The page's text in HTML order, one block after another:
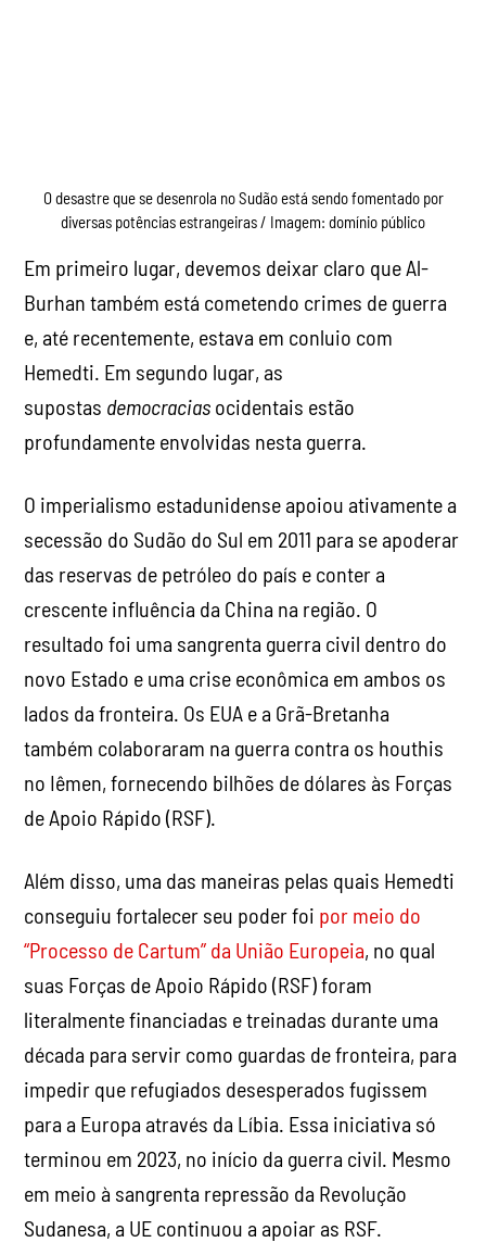
O desastre que se desenrola no Sudão está sendo fomentado por
diversas potências estrangeiras / Imagem: domínio público
Em primeiro lugar, devemos deixar claro que Al-
Burhan também está cometendo crimes de guerra
e, até recentemente, estava em conluio com
Hemedti. Em segundo lugar, as
supostas democracias ocidentais estão
profundamente envolvidas nesta guerra.
O imperialismo estadunidense apoiou ativamente a
secessão do Sudão do Sul em 2011 para se apoderar
das reservas de petróleo do país e conter a
crescente influência da China na região. O
resultado foi uma sangrenta guerra civil dentro do
novo Estado e uma crise econômica em ambos os
lados da fronteira. Os EUA e a Grã-Bretanha
também colaboraram na guerra contra os houthis
no Iêmen, fornecendo bilhões de dólares às Forças
de Apoio Rápido (RSF).
Além disso, uma das maneiras pelas quais Hemedti
conseguiu fortalecer seu poder foi por meio do
“Processo de Cartum” da União Europeia, no qual
suas Forças de Apoio Rápido (RSF) foram
literalmente financiadas e treinadas durante uma
década para servir como guardas de fronteira, para
impedir que refugiados desesperados fugissem
para a Europa através da Líbia. Essa iniciativa só
terminou em 2023, no início da guerra civil. Mesmo
em meio à sangrenta repressão da Revolução
Sudanesa, a UE continuou a apoiar as RSF.